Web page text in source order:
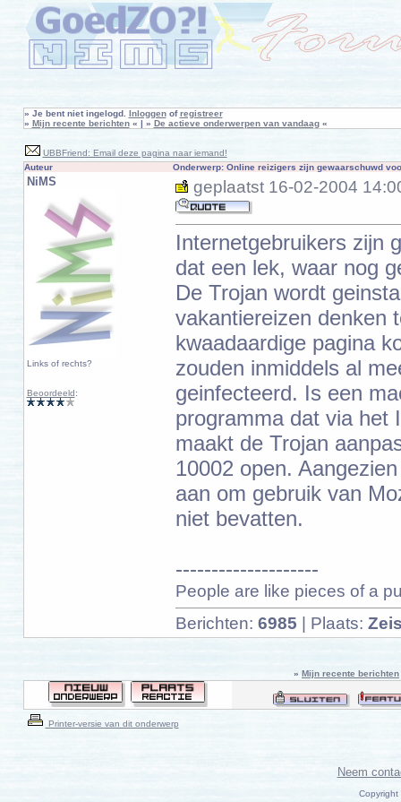
» Je bent niet ingelogd. Inloggenofregistreer
» Mijn recente berichten« | » De actieve onderwerpen van vandaag«
UBBFriend: Email deze pagina naar iemand!
Auteur
Onderwerp: Online reizigers zijn gewaarschuwd
NiMS
Links of rechts?
Beoordeeld:
geplaatst 16-02-2004
Internetgebruikers zijn
dat een lek, waar nog
De Trojan wordt
vakantiereizen denken
kwaadaardige pagina
zouden inmiddels al
geinfecteerd. Is een
programma dat via het
maakt de Trojan
10002 open.
aan om gebruik van
niet bevatten.
--------------------
People are like pieces of a
Berichten: 6985 | Plaats:
» Mijn recente berichten
Printer-versie van dit onderwerp
Neem
Copyright